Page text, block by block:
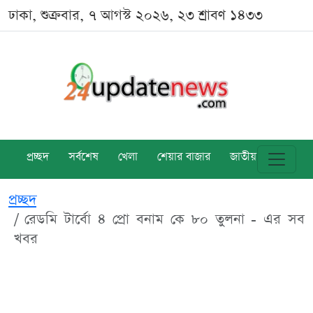
ঢাকা, শুক্রবার, ৭ আগস্ট ২০২৬, ২৩ শ্রাবণ ১৪৩৩
প্রচ্ছদ সর্বশেষ খেলা শেয়ার বাজার জাতীয় বিশ্ব
প্রচ্ছদ
রেডমি টার্বো ৪ প্রো বনাম কে ৮০ তুলনা - এর সব
খবর